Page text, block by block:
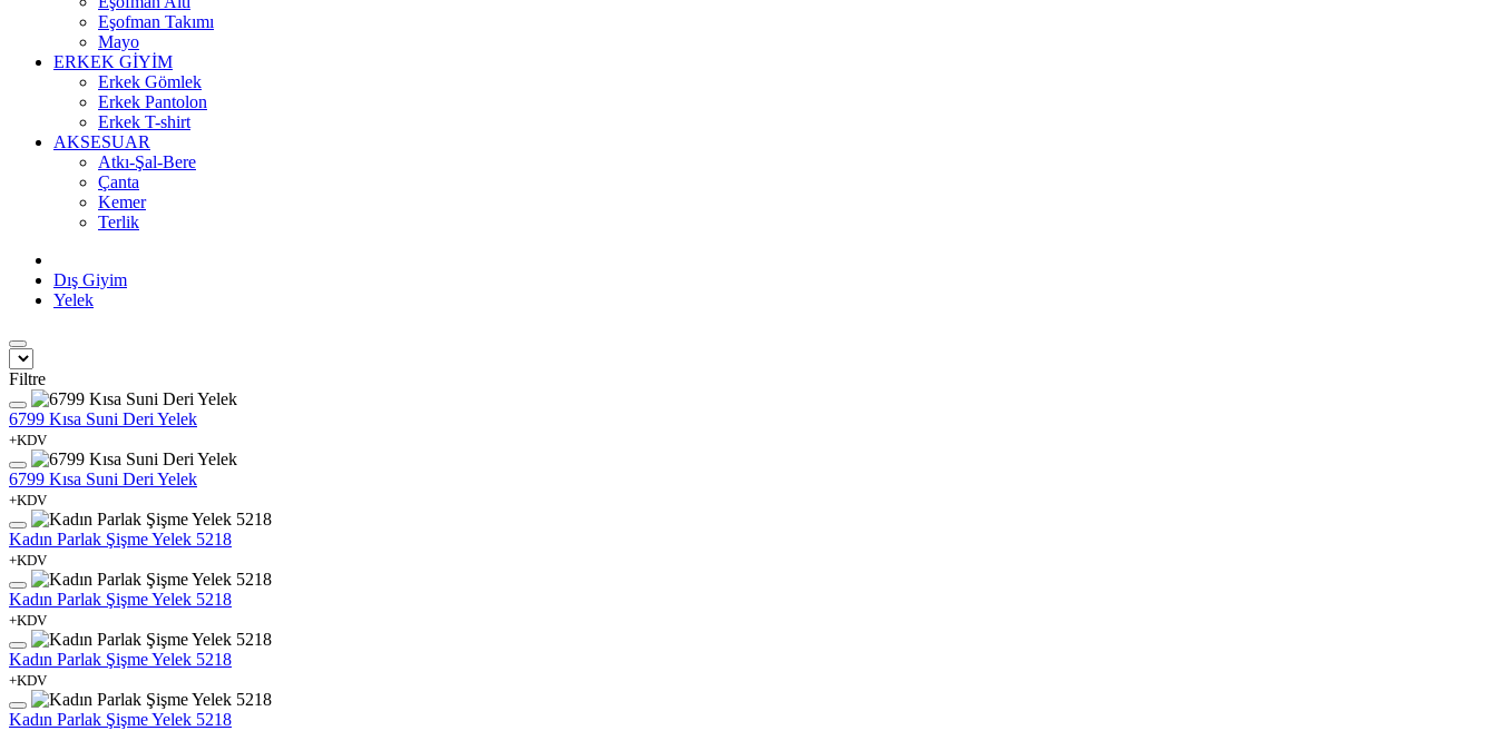
Eşofman Takımı
Mayo
ERKEK GİYİM
Erkek Gömlek
Erkek Pantolon
Erkek T-shirt
AKSESUAR
Atkı-Şal-Bere
Çanta
Kemer
Terlik
Dış Giyim
Yelek
Filtre
6799 Kısa Suni Deri Yelek
+KDV
6799 Kısa Suni Deri Yelek
+KDV
Kadın Parlak Şişme Yelek 5218
+KDV
Kadın Parlak Şişme Yelek 5218
+KDV
Kadın Parlak Şişme Yelek 5218
+KDV
Kadın Parlak Şişme Yelek 5218